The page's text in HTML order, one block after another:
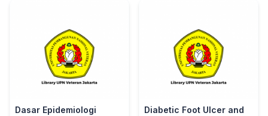
Dasar Epidemiologi
Diabetic Foot Ulcer and